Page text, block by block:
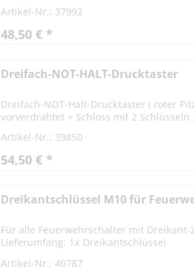
Artikel-Nr.: 37992
48,50 € *
Dreifach-NOT-HALT-Drucktaster
Dreifach-NOT-Halt-Drucktaster ( roter
vorverdrahtet + Schloss mit 2
Artikel-Nr.: 39850
54,50 € *
Dreikantschlüssel M10 für
Für alle Feuerwehrschalter mit
Lieferumfang: 1x Dreikantschlüssel
Artikel-Nr.: 40787